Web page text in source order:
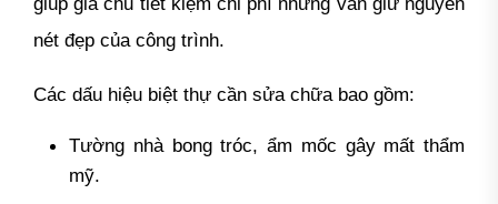
nét đẹp của công trình.
Các dấu hiệu biệt thự cần sửa chữa bao gồm:
Tường nhà bong tróc, ẩm mốc gây mất thẩm
mỹ.